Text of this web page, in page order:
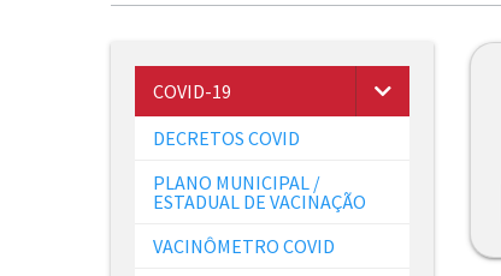
COVID-19
DECRETOS COVID
PLANO MUNICIPAL /
ESTADUAL DE VACINAÇÃO
VACINÔMETRO COVID